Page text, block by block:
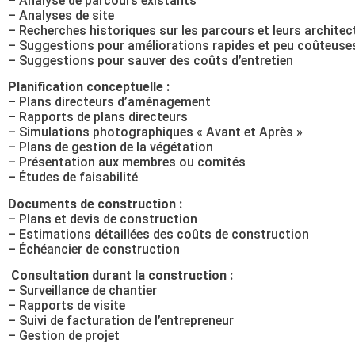
– Analyses de site
– Recherches historiques sur les parcours et leurs
– Suggestions pour améliorations rapides et peu
– Suggestions pour sauver des coûts d’entretien
Planification conceptuelle :
– Plans directeurs d’aménagement
– Rapports de plans directeurs
– Simulations photographiques « Avant et Après »
– Plans de gestion de la végétation
– Présentation aux membres ou comités
– Études de faisabilité
Documents de construction :
– Plans et devis de construction
– Estimations détaillées des coûts de construction
– Échéancier de construction
Consultation durant la construction :
– Surveillance de chantier
– Rapports de visite
– Suivi de facturation de l’entrepreneur
– Gestion de projet